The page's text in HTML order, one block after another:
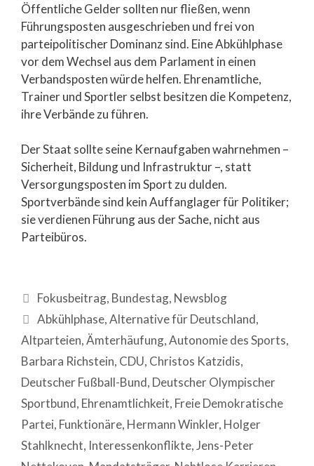
Öffentliche Gelder sollten nur fließen, wenn
Führungsposten ausgeschrieben und frei von
parteipolitischer Dominanz sind. Eine Abkühlphase
vor dem Wechsel aus dem Parlament in einen
Verbandsposten würde helfen. Ehrenamtliche,
Trainer und Sportler selbst besitzen die Kompetenz,
ihre Verbände zu führen.
Der Staat sollte seine Kernaufgaben wahrnehmen –
Sicherheit, Bildung und Infrastruktur –, statt
Versorgungsposten im Sport zu dulden.
Sportverbände sind kein Auffanglager für Politiker;
sie verdienen Führung aus der Sache, nicht aus
Parteibüros.
Fokusbeitrag, Bundestag, Newsblog
Abkühlphase,Alternative für Deutschland,
Altparteien,Ämterhäufung,Autonomie des Sports,
Barbara Richstein, CDU, Christos Katzidis,
Deutscher Fußball-Bund, Deutscher Olympischer
Sportbund, Ehrenamtlichkeit, Freie Demokratische
Partei, Funktionäre, Hermann Winkler, Holger
Stahlknecht, Interessenkonflikte,Jens-Peter